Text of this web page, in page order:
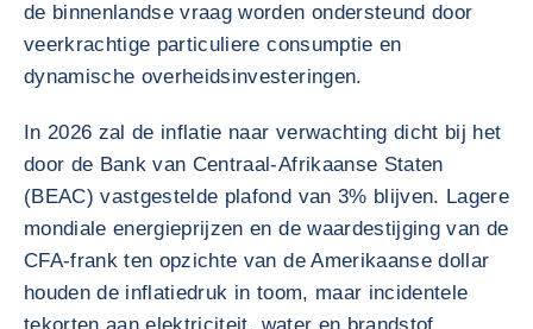
de binnenlandse vraag worden ondersteund door
veerkrachtige particuliere consumptie en
dynamische overheidsinvesteringen.
In 2026 zal de inflatie naar verwachting dicht bij het
door de Bank van Centraal-Afrikaanse Staten
(BEAC) vastgestelde plafond van 3% blijven. Lagere
mondiale energieprijzen en de waardestijging van de
CFA-frank ten opzichte van de Amerikaanse dollar
houden de inflatiedruk in toom, maar incidentele